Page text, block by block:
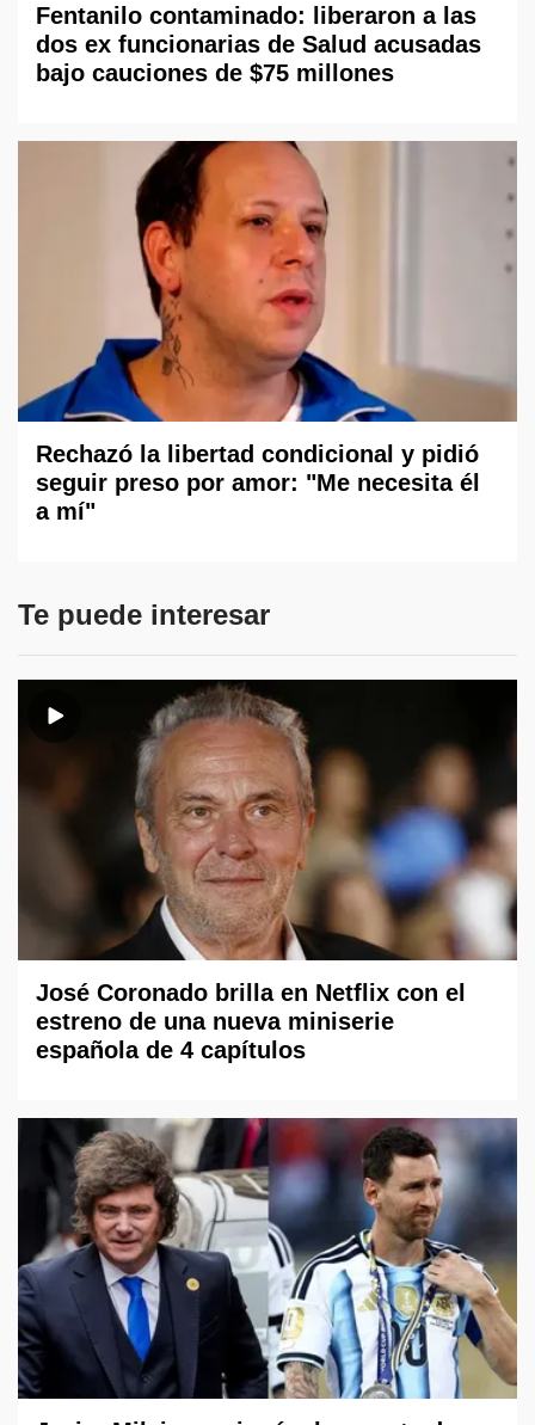
Fentanilo contaminado: liberaron a las
dos ex funcionarias de Salud acusadas
bajo cauciones de $75 millones
Rechazó la libertad condicional y pidió
seguir preso por amor: "Me necesita él
a mí"
Te puede interesar
José Coronado brilla en Netflix con el
estreno de una nueva miniserie
española de 4 capítulos